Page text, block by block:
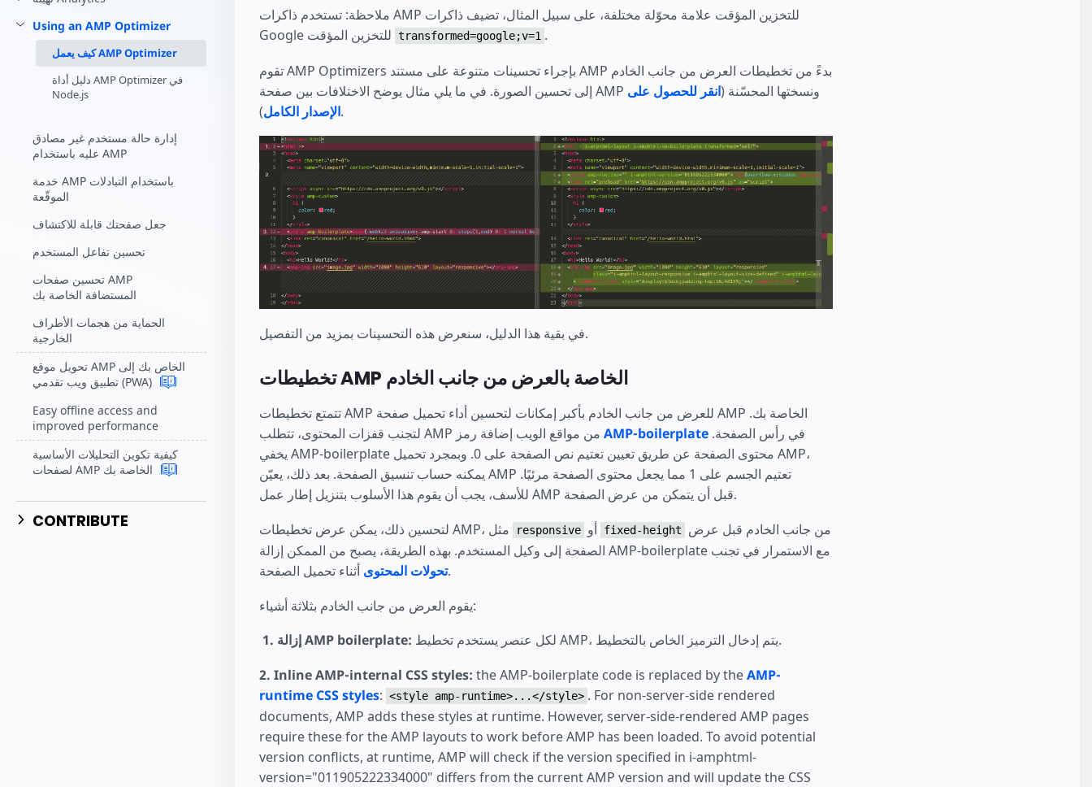
Using an AMP Optimizer
كيف يعمل AMP Optimizer
دليل أداة AMP Optimizer في
Node.js
إدارة حالة مستخدم غير مصادق
عليه باستخدام AMP
خدمة AMP باستخدام التبادلات
الموقّعة
جعل صفحتك قابلة للاكتشاف
تحسين تفاعل المستخدم
تحسين صفحات AMP
المستضافة الخاصة بك
الحماية من هجمات الأطراف
الخارجية
تحويل موقع AMP الخاص بك إلى
تطبيق ويب تقدمي (PWA)
Easy offline access and
improved performance
كيفية تكوين التحليلات الأساسية
CONTRIBUTE
ملاحظة: تستخدم ذاكرات AMP للتخزين المؤقت علامة محوّلة مختلفة، على سبيل المثال، تضيف ذاكرات
transformed=google;v=1 .
تقوم AMP Optimizers بإجراء تحسينات متنوعة على مستند AMP بدءً من تخطيطات العرض من جانب الخادم
إلى تحسين الصورة. في ما يلي مثال يوضح الاختلافات بين صفحة AMP ونسختها المحسّنة (انقر للحصول على
الإصدار الكامل).
في بقية هذا الدليل، سنعرض هذه التحسينات بمزيد من التفصيل.
تخطيطات AMP الخاصة بالعرض من جانب الخادم
تتمتع تخطيطات AMP للعرض من جانب الخادم بأكبر إمكانات لتحسين أداء تحميل صفحة AMP الخاصة بك.
AMP-boilerplateفي رأس الصفحة.
يخفي AMP-boilerplate محتوى الصفحة عن طريق تعيين تعتيم نص الصفحة على 0. وبمجرد تحميل AMP،
يمكنه حساب تنسيق الصفحة. بعد ذلك، يعيّن AMP تعتيم الجسم على 1 مما يجعل محتوى الصفحة مرئيًا.
للأسف، يجب أن يقوم هذا الأسلوب بتنزيل إطار عمل AMP قبل أن يتمكن من عرض الصفحة.
responsive أو fixed-height
الصفحة إلى وكيل المستخدم. بهذه الطريقة، يصبح من الممكن إزالة AMP-boilerplate مع الاستمرار في تجنب
تحولات المحتوىأثناء تحميل الصفحة.
يقوم العرض من جانب الخادم بثلاثة أشياء:
1. إزالة AMP boilerplate:
لكل عنصر يستخدم تخطيط AMP، يتم إدخال الترميز الخاص بالتخطيط.
2. Inline AMP-internal CSS styles: the AMP-boilerplate code is replaced by theAMP-
runtime CSS styles: <style amp-runtime>...</style> . For non-server-side rendered
documents, AMP adds these styles at runtime. However, server-side-rendered AMP pages
require these for the AMP layouts to work before AMP has been loaded. To avoid potential
version conflicts, at runtime, AMP will check if the version specified in i-amphtml-
version="011905222334000" differs from the current AMP version and will update the CSS